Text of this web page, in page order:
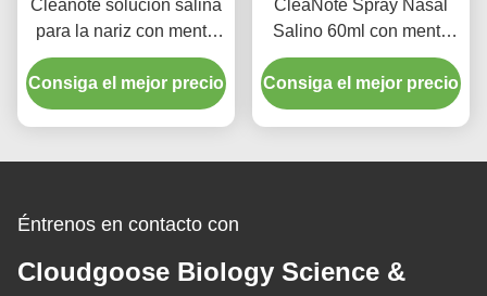
Cleanote solución salina
para la nariz con menta
de pimienta 100 ml para
adultos Hidratante para la
nariz Refrescante suave
Consiga el mejor precio
CleaNote Spray Nasal
Salino 60ml con menta
Refrescante Para Niños
Consiga el mejor precio
Éntrenos en contacto con
Cloudgoose Biology Science &